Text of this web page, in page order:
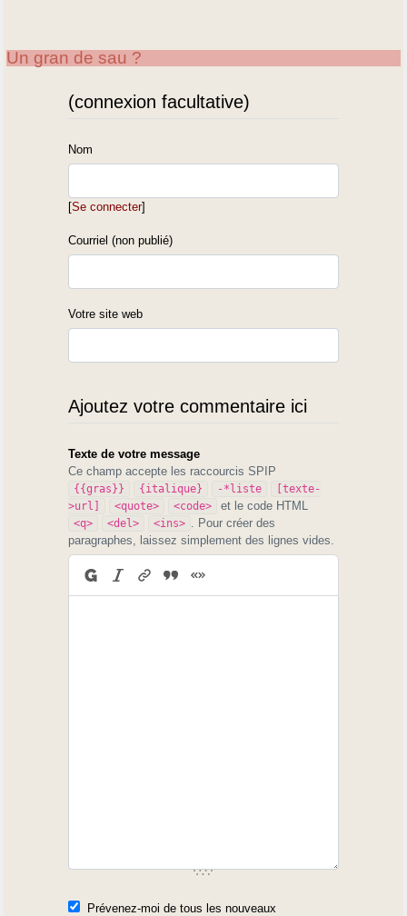
Un gran de sau ?
(connexion facultative)
Nom
[Se connecter]
Courriel (non publié)
Votre site web
Ajoutez votre commentaire ici
Texte de votre message
Ce champ accepte les raccourcis SPIP
{{gras}} {italique} -*liste
[texte-
>url]
<quote> <code> et le code HTML
<q> <del> <ins>
. Pour créer des
paragraphes, laissez simplement des lignes vides.
Prévenez-moi de tous les nouveaux